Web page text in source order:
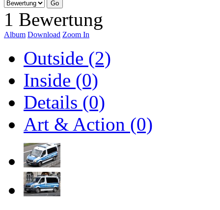
1 Bewertung
Album Download Zoom In
Outside (2)
Inside (0)
Details (0)
Art & Action (0)